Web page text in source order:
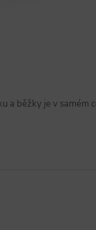
a běžky je v samém